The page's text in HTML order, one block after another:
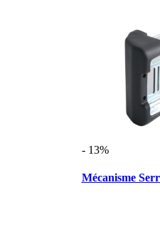
- 13%
Mécanisme